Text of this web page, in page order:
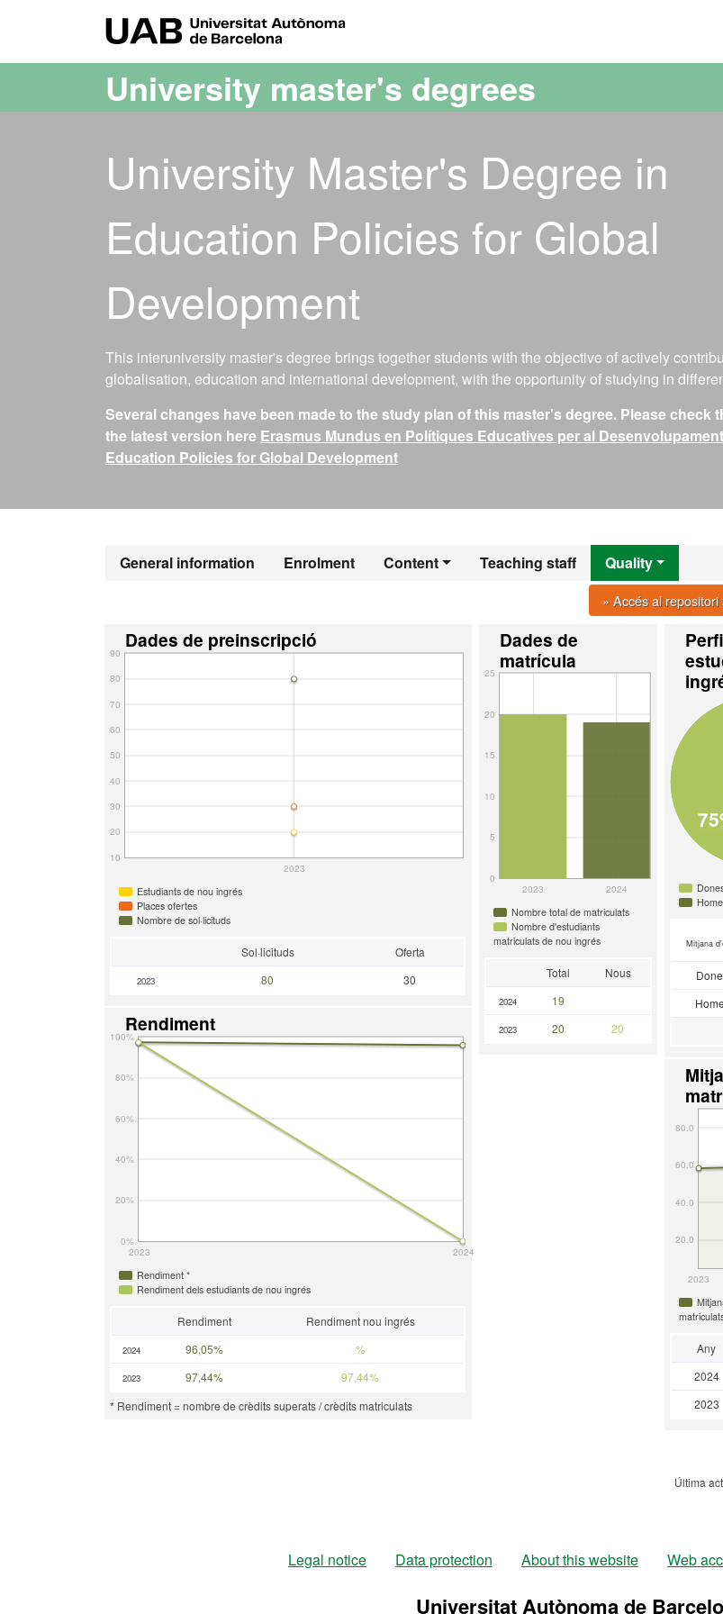
University master's degrees
University Master's Degree in
Education Policies for Global
Development
This interuniversity master's degree brings together students with the objective of actively
globalisation, education and international development, with the opportunity of studying in
Several changes have been made to the study plan of this master's degree. Please check
the latest version here Erasmus Mundus en Polítiques Educatives per al
Education Policies for Global Development
General information Enrolment Content Teaching staff Quality
» Accés al
Mitjana
2023
20.0
40.0
60.0
80.0
Any
2024
2023
Dades de
matrícula
2023 2024
0
5
10
15
20
25
Nombre total de matriculats
Nombre d'estudiants
matriculats de nou ingrés
Total Nous
2024 19
2023 20 20
Dades de preinscripció
2023
10
20
30
40
50
60
70
80
90
Estudiants de nou ingrés
Places ofertes
Nombre de sol·licituds
Sol·licituds Oferta
2023 80 30
Rendiment
2023 2024
0%
20%
40%
60%
80%
100%
Rendiment *
Rendiment dels estudiants de nou ingrés
Rendiment Rendiment nou ingrés
2024 96,05% %
2023 97,44%
97,44%
* Rendiment = nombre de crèdits superats / crèdits matriculats
Última
Legal notice Data protection About this website Web
Universitat Autònoma de